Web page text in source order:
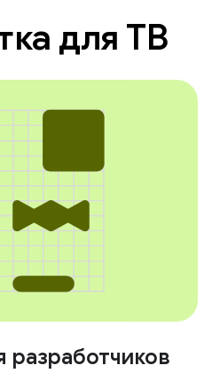
для ТВ
разработчиков